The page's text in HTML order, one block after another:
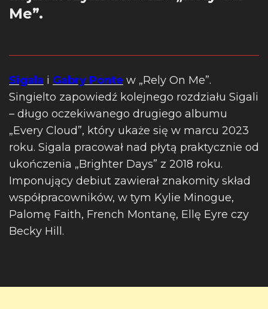
Me”.
Sigala i Gabry Ponte w „Rely On Me”.
Singielto zapowiedź kolejnego rozdziału Sigali
– długo oczekiwanego drugiego albumu
„Every Cloud”, który ukaże się w marcu 2023
roku. Sigala pracował nad płytą praktycznie od
ukończenia „Brighter Days” z 2018 roku.
Imponujący debiut zawierał znakomity skład
współpracowników, w tym Kylie Minogue,
Palomę Faith, French Montanę, Ellę Eyre czy
Becky Hill.